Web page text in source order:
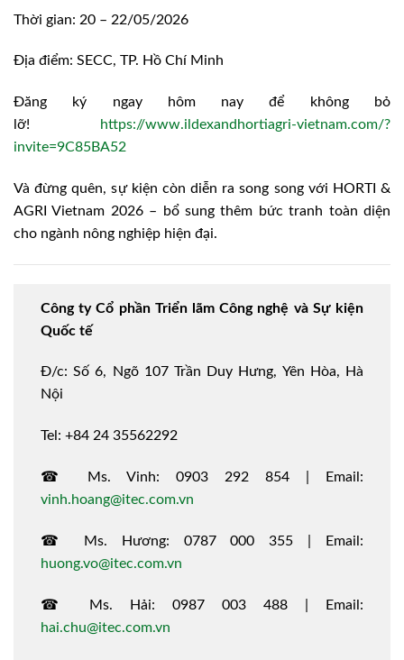
Thời gian: 20 – 22/05/2026
Địa điểm: SECC, TP. Hồ Chí Minh
Đăng ký ngay hôm nay để không bỏ
lỡ!
https://www.ildexandhortiagri-vietnam.com/?
invite=9C85BA52
Và đừng quên, sự kiện còn diễn ra song song với HORTI &
AGRI Vietnam 2026 – bổ sung thêm bức tranh toàn diện
cho ngành nông nghiệp hiện đại.
Công ty Cổ phần Triển lãm Công nghệ và Sự kiện
Quốc tế
Đ/c: Số 6, Ngõ 107 Trần Duy Hưng, Yên Hòa, Hà
Nội
Tel: +84 24 35562292
☎ Ms. Vinh: 0903 292 854 | Email:
vinh.hoang@itec.com.vn
☎ Ms. Hương: 0787 000 355 | Email:
huong.vo@itec.com.vn
☎ Ms. Hải: 0987 003 488 | Email:
hai.chu@itec.com.vn